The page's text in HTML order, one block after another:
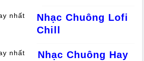
Nhạc Chuông Lofi
Chill
Nhạc Chuông Hay